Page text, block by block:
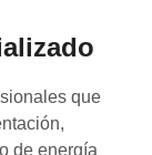
que
de energía